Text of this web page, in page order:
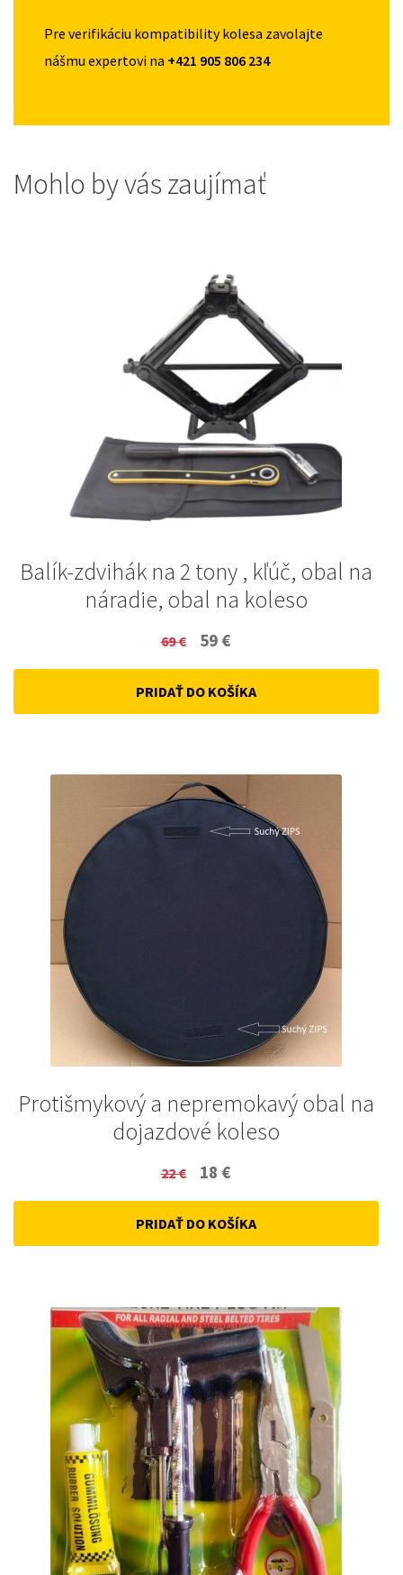
Pre verifikáciu kompatibility kolesa zavolajte
nášmu expertovi na +421 905 806 234
Mohlo by vás zaujímať
Balík-zdvihák na 2 tony , kľúč, obal na
náradie, obal na koleso
69€
Original
price
was:
59 €
price
is:
PRIDAŤ DO KOŠÍKA
Protišmykový a nepremokavý obal na
dojazdové koleso
22€
Original
price
was:
18 €
price
is:
PRIDAŤ DO KOŠÍKA